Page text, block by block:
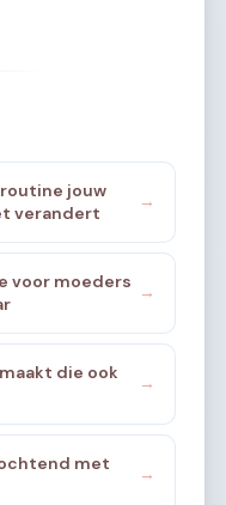
jouw
verandert
→
voor moeders
→
die ook
→
met
→